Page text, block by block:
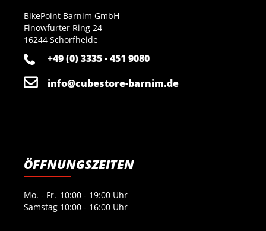
BikePoint Barnim GmbH
Finowfurter Ring 24
16244 Schorfheide
+49 (0) 3335 - 451 9080
info@cubestore-barnim.de
ÖFFNUNGSZEITEN
Mo. - Fr. 10:00 - 19:00 Uhr
Samstag 10:00 - 16:00 Uhr